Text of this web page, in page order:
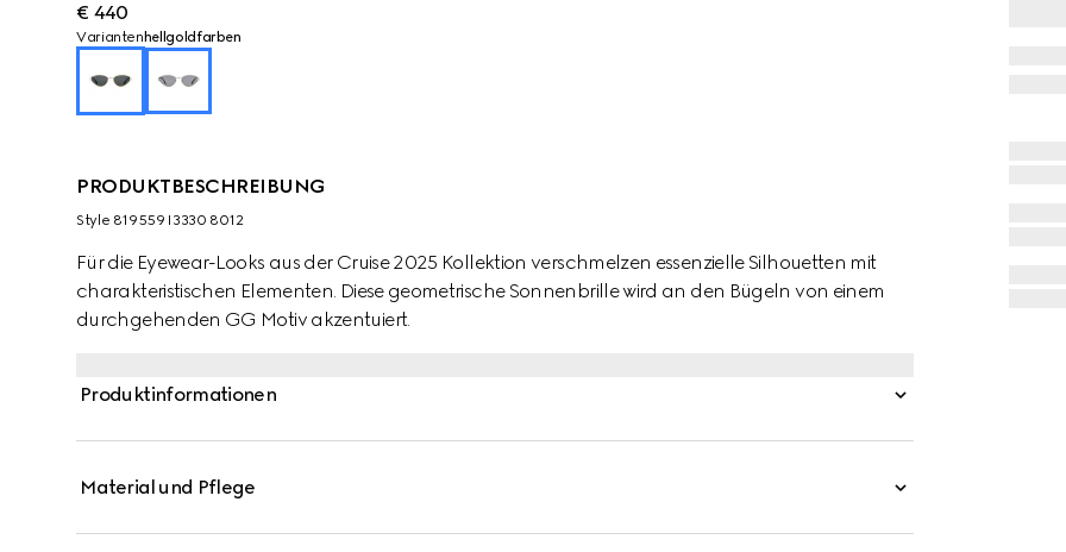
€ 440
Varianten hellgoldfarben
PRODUKTBESCHREIBUNG
Style ‎819559 I3330 8012
Für die Eyewear-Looks aus der Cruise 2025 Kollektion verschmelzen essenzielle Silhouetten mit
charakteristischen Elementen. Diese geometrische Sonnenbrille wird an den Bügeln von einem
durchgehenden GG Motiv akzentuiert.
Produktinformationen
Material und Pflege